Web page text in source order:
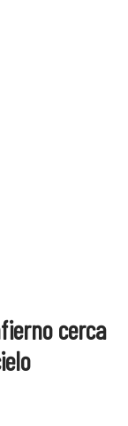
cerca